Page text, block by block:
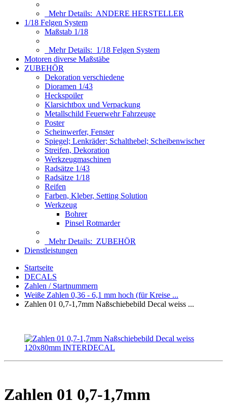
Mehr Details: ANDERE HERSTELLER
1/18 Felgen System
Maßstab 1/18
Mehr Details: 1/18 Felgen System
Motoren diverse Maßstäbe
ZUBEHÖR
Dekoration verschiedene
Dioramen 1/43
Heckspoiler
Klarsichtbox und Verpackung
Metallschild Feuerwehr Fahrzeuge
Poster
Scheinwerfer, Fenster
Spiegel; Lenkräder; Schalthebel; Scheibenwischer
Streifen, Dekoration
Werkzeugmaschinen
Radsätze 1/43
Radsätze 1/18
Reifen
Farben, Kleber, Setting Solution
Werkzeug
Bohrer
Pinsel Rotmarder
Mehr Details: ZUBEHÖR
Dienstleistungen
Startseite
DECALS
Zahlen / Startnummern
Weiße Zahlen 0,36 - 6,1 mm hoch (für Kreise ...
Zahlen 01 0,7-1,7mm Naßschiebebild Decal weiss ...
Zahlen 01 0,7-1,7mm